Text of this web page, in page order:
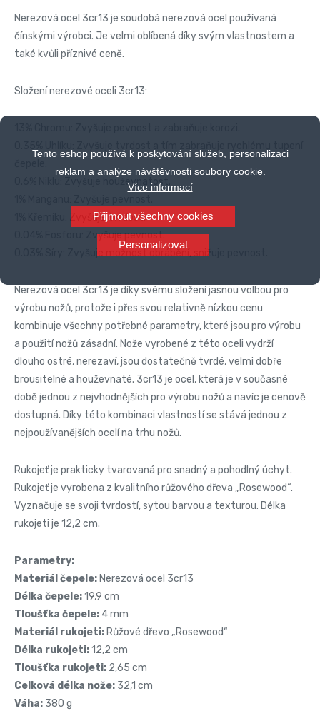
Tento eshop používá k poskytování služeb, personalizaci
reklam a analýze návštěvnosti soubory cookie.
Více informací
Přijmout všechny cookies
Personalizovat
Nerezová ocel 3cr13 je soudobá nerezová ocel používaná
čínskými výrobci. Je velmi oblíbená díky svým vlastnostem a
také kvůli příznivé ceně.
Složení nerezové oceli 3cr13:
0.6% Niklu: Zvyšuje houževnatost.
1% Křemíku: Zvyšuje tvrdost.
0.04% Fosforu: Zvyšuje pevnost.
0.03% Síry: Zvyšuje možnost obrábění, snižuje pevnost.
Nerezová ocel 3cr13 je díky svému složení jasnou volbou pro
výrobu nožů, protože i přes svou relativně nízkou cenu
kombinuje všechny potřebné parametry, které jsou pro výrobu
a použití nožů zásadní. Nože vyrobené z této oceli vydrží
dlouho ostré, nerezaví, jsou dostatečně tvrdé, velmi dobře
brousitelné a houževnaté. 3cr13 je ocel, která je v současné
době jednou z nejvhodnějších pro výrobu nožů a navíc je cenově
dostupná. Díky této kombinaci vlastností se stává jednou z
nejpoužívanějších ocelí na trhu nožů.
Rukojeť je prakticky tvarovaná pro snadný a pohodlný úchyt.
Rukojeť je vyrobena z kvalitního růžového dřeva „Rosewood“.
Vyznačuje se svoji tvrdostí, sytou barvou a texturou. Délka
rukojeti je 12,2 cm.
Parametry:
Materiál čepele: Nerezová ocel 3cr13
Délka čepele:19,9 cm
Tloušťka čepele: 4 mm
Materiál rukojeti: Růžové dřevo „Rosewood“
Délka rukojeti:12,2 cm
Tloušťka rukojeti: 2,65 cm
Celková délka nože: 32,1 cm
Váha: 380 g